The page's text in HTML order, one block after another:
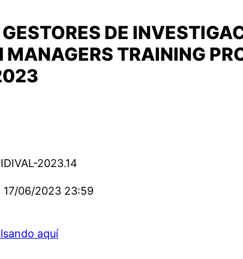
DE
TRAINING
IDIVAL-2023.14
17/06/2023 23:59
aquí